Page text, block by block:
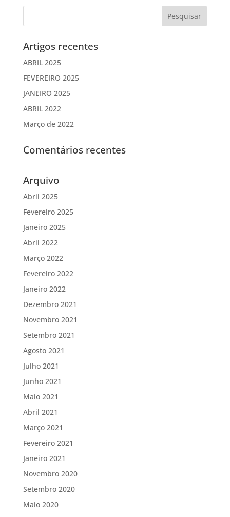
Artigos recentes
ABRIL 2025
FEVEREIRO 2025
JANEIRO 2025
ABRIL 2022
Março de 2022
Comentários recentes
Arquivo
Abril 2025
Fevereiro 2025
Janeiro 2025
Abril 2022
Março 2022
Fevereiro 2022
Janeiro 2022
Dezembro 2021
Novembro 2021
Setembro 2021
Agosto 2021
Julho 2021
Junho 2021
Maio 2021
Abril 2021
Março 2021
Fevereiro 2021
Janeiro 2021
Novembro 2020
Setembro 2020
Maio 2020